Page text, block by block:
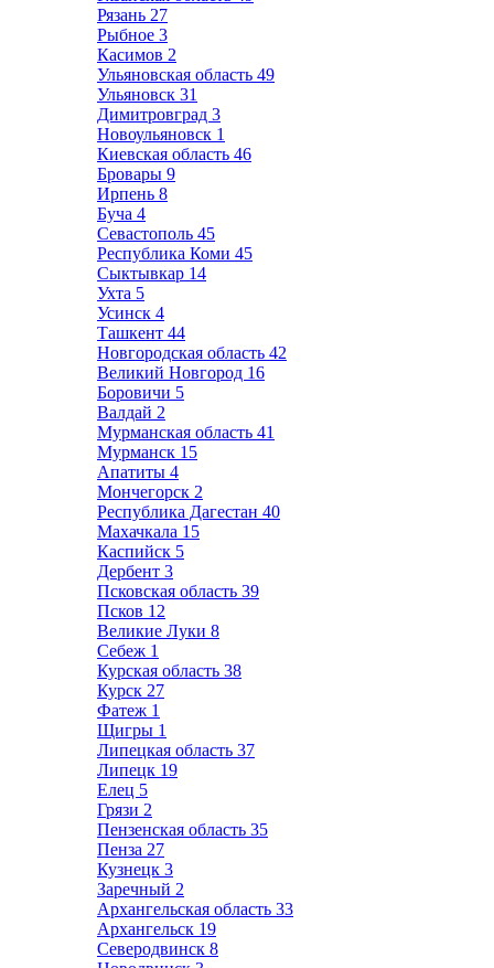
Рязань 27
Рыбное 3
Касимов 2
Ульяновская область 49
Ульяновск 31
Димитровград 3
Новоульяновск 1
Киевская область 46
Бровары 9
Ирпень 8
Буча 4
Севастополь 45
Республика Коми 45
Сыктывкар 14
Ухта 5
Усинск 4
Ташкент 44
Новгородская область 42
Великий Новгород 16
Боровичи 5
Валдай 2
Мурманская область 41
Мурманск 15
Апатиты 4
Мончегорск 2
Республика Дагестан 40
Махачкала 15
Каспийск 5
Дербент 3
Псковская область 39
Псков 12
Великие Луки 8
Себеж 1
Курская область 38
Курск 27
Фатеж 1
Щигры 1
Липецкая область 37
Липецк 19
Елец 5
Грязи 2
Пензенская область 35
Пенза 27
Кузнецк 3
Заречный 2
Архангельская область 33
Архангельск 19
Северодвинск 8